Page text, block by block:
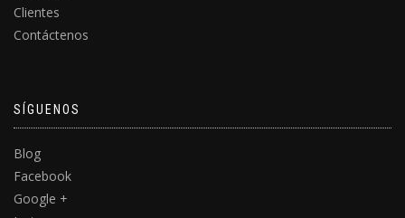
Clientes
Contáctenos
SÍGUENOS
Blog
Facebook
Google +